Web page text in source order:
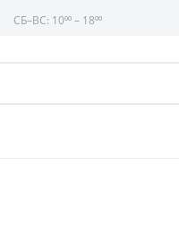
СБ–ВС: 10⁰⁰ – 18⁰⁰